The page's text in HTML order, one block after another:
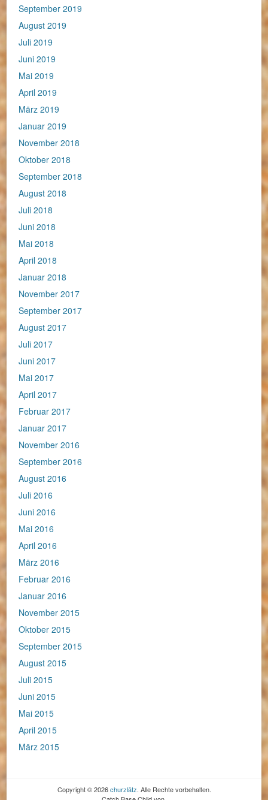
September 2019
August 2019
Juli 2019
Juni 2019
Mai 2019
April 2019
März 2019
Januar 2019
November 2018
Oktober 2018
September 2018
August 2018
Juli 2018
Juni 2018
Mai 2018
April 2018
Januar 2018
November 2017
September 2017
August 2017
Juli 2017
Juni 2017
Mai 2017
April 2017
Februar 2017
Januar 2017
November 2016
September 2016
August 2016
Juli 2016
Juni 2016
Mai 2016
April 2016
März 2016
Februar 2016
Januar 2016
November 2015
Oktober 2015
September 2015
August 2015
Juli 2015
Juni 2015
Mai 2015
April 2015
März 2015
Copyright © 2026churzlätz. Alle Rechte vorbehalten.